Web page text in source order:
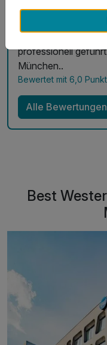
Machen Sie sich
Gläschen Sekt
professionell
München..
Bewertet mit 6,0
Alle Bewertungen
Best